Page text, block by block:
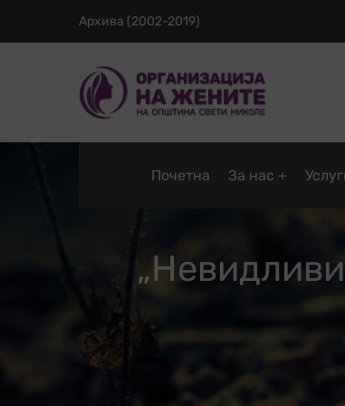
Архива (2002-2019)
Почетна За нас